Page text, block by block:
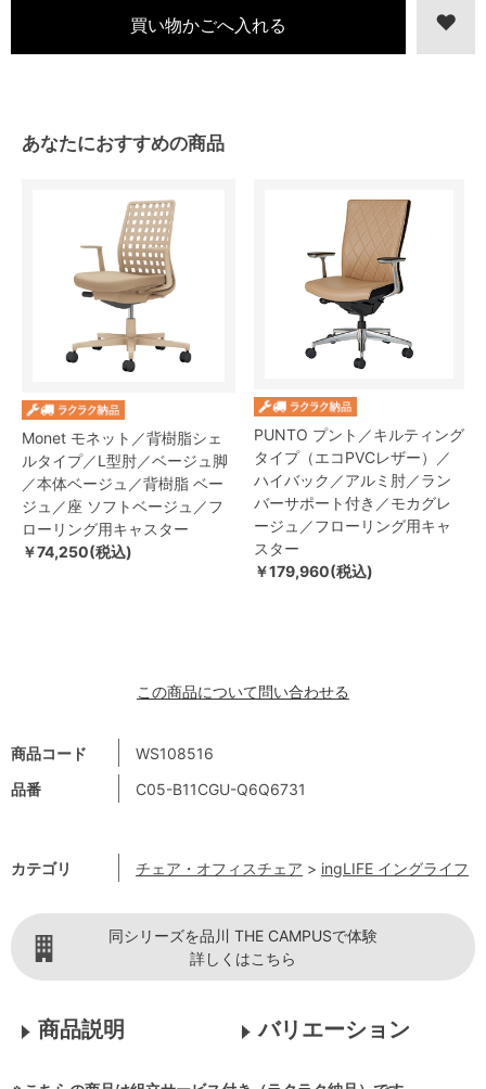
商品コード
WS108516
品番
C05-B11CGU-Q6Q6731
カテゴリ チェア・オフィスチェア > ingLIFE イングライフ
あなたにおすすめの商品
Monet モネット／背樹脂シェ
ルタイプ／L型肘／ベージュ脚
／本体ベージュ／背樹脂 ベー
ジュ／座 ソフトベージュ／フ
ローリング用キャスター
￥74,250(税込)
PUNTO プント／キルティング
タイプ（エコPVCレザー）／
ハイバック／アルミ肘／ラン
バーサポート付き／モカグレ
ージュ／フローリング用キャ
スター
￥179,960(税込)
この商品について問い合わせる
同シリーズを品川 THE CAMPUSで体験
詳しくはこちら
商品説明 バリエーション